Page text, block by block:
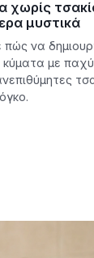
χωρίς
μυστικά
να
με παχύ